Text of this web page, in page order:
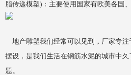
脂传递模塑)：主要使用国家有欧美各国
地产雕塑我们经常可以见到，厂家专注
摆设，是我们生活在钢筋水泥的城市中
题。